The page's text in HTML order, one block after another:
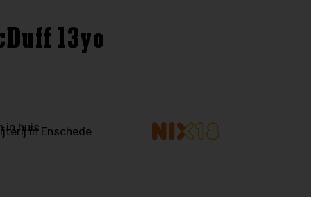
13yo
in huisin Enschede